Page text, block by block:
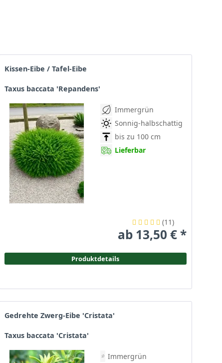
Kissen-Eibe / Tafel-Eibe
Taxus baccata 'Repandens'
Immergrün
Sonnig-halbschattig
bis zu 100 cm
Lieferbar
(11)
ab 13,50 € *
Produktdetails
Gedrehte Zwerg-Eibe 'Cristata'
Taxus baccata 'Cristata'
Immergrün